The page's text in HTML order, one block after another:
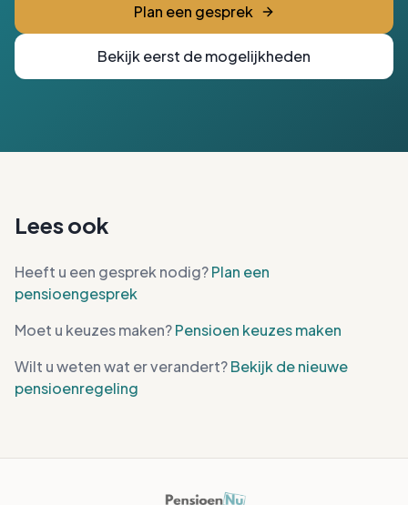
Plan een gesprek
Bekijk eerst de mogelijkheden
Lees ook
Heeft u een gesprek nodig?Plan een
pensioengesprek
Moet u keuzes maken?Pensioen keuzes maken
Wilt u weten wat er verandert?Bekijk de nieuwe
pensioenregeling